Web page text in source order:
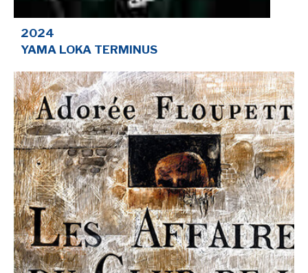
AUTEURS & ARTISTES
EDITEURS & COLLECTIONS
NEWSLETTER
S'ABONNER
En indiquant votre adresse mail ci-dessus, vous consentez à recevoir des mails de la
part d'Actusf. Vous pouvez vous désinscrire à tout moment à travers les liens de
désinscription.
LA RÉDACTION
CONTACT
2024
YAMA LOKA TERMINUS